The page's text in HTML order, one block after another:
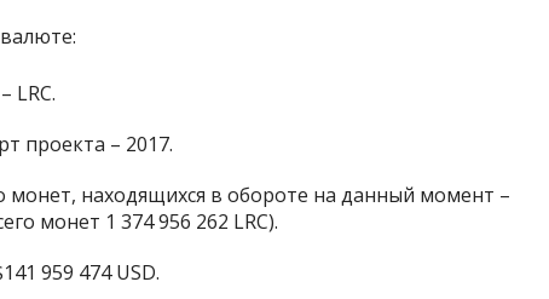
LRC.
проекта – 2017.
монет, находящихся в обороте на данный момент –
монет 1 374 956 262 LRC).
959 474 USD.